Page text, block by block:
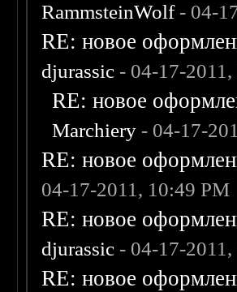
RammsteinWolf- 04-
RE: новое
djurassic - 04-17-
RE: новое
Marchiery - 04-17-
RE: новое
04-17-2011, 10:49 PM
RE: новое
djurassic - 04-17-
RE: новое